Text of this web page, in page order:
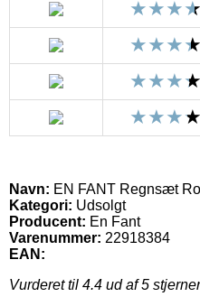
Navn: EN FANT Regnsæt
Kategori: Udsolgt
Producent: En Fant
Varenummer: 22918384
EAN:
Vurderet til 4.4 ud af 5